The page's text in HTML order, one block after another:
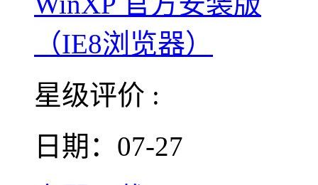
星级评价 :
日期：07-27